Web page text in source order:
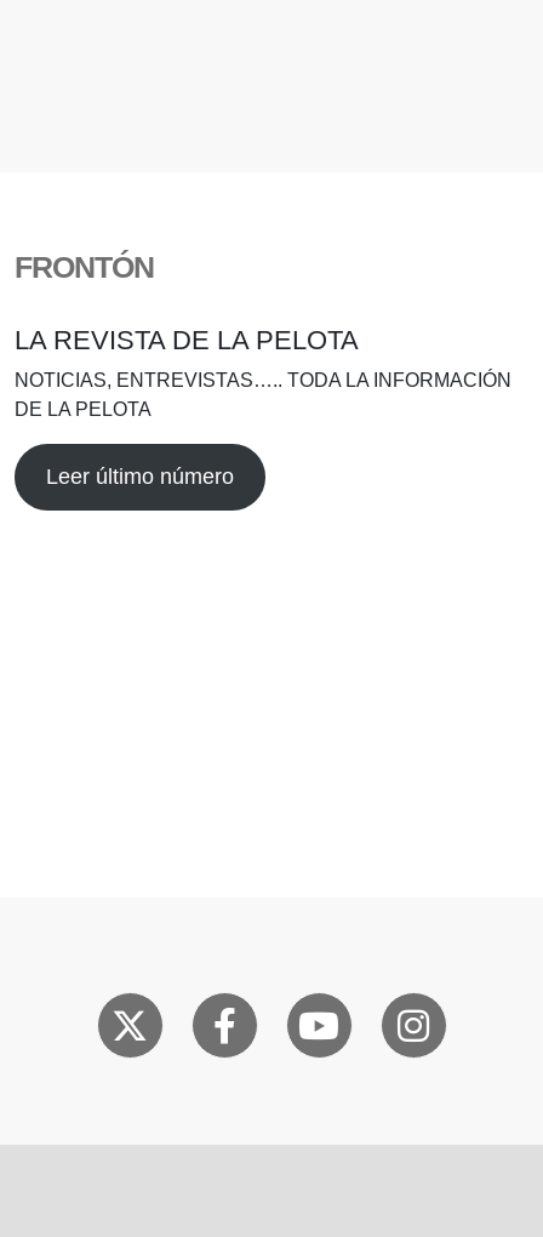
FRONTÓN
LA REVISTA DE LA PELOTA
NOTICIAS, ENTREVISTAS….. TODA LA INFORMACIÓN
DE LA PELOTA
Leer último número